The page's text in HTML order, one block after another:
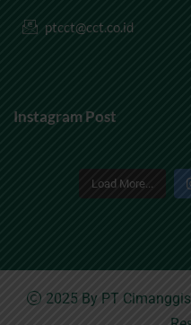
ptcct@cct.co.id
Instagram Post
Load More...
2025 By PT